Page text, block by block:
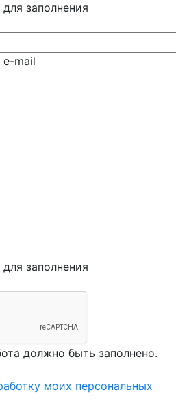
заполнения
e-mail
заполнения
должно быть заполнено.
моих персональных